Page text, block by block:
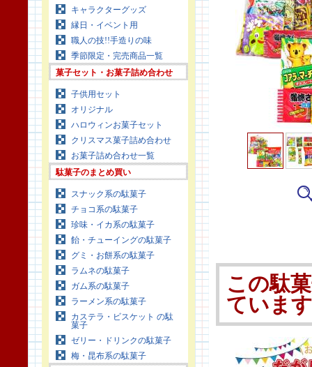
キャラクターグッズ
縁日・イベント用
職人の技!!手造りの味
季節限定・完売商品一覧
菓子セット・お菓子詰め合わせ
子供用セット
オリジナル
ハロウィンお菓子セット
クリスマス菓子詰め合わせ
お菓子詰め合わせ一覧
駄菓子のまとめ買い
スナック系の駄菓子
チョコ系の駄菓子
珍味・イカ系の駄菓子
飴・チューイングの駄菓子
グミ・お餅系の駄菓子
ラムネの駄菓子
ガム系の駄菓子
ラーメン系の駄菓子
カステラ・ビスケット の駄
菓子
ゼリー・ドリンクの駄菓子
梅・昆布系の駄菓子
この駄
ていま